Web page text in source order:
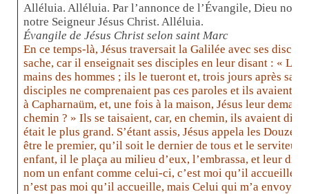
Alléluia. Alléluia. Par l’annonce de l’Évangile, Dieu
notre Seigneur Jésus Christ. Alléluia.
Évangile de Jésus Christ selon saint Marc
En ce temps-là, Jésus traversait la Galilée avec ses
sache, car il enseignait ses disciples en leur disant : « Le
mains des hommes ; ils le tueront et, trois jours après sa
disciples ne comprenaient pas ces paroles et ils avaient
à Capharnaüm, et, une fois à la maison, Jésus leur
chemin ? » Ils se taisaient, car, en chemin, ils avaient
était le plus grand. S’étant assis, Jésus appela les Douze
être le premier, qu’il soit le dernier de tous et le serviteur
enfant, il le plaça au milieu d’eux, l’embrassa, et leur dit
nom un enfant comme celui-ci, c’est moi qu’il accueille.
n’est pas moi qu’il accueille, mais Celui qui m’a envoyé. »